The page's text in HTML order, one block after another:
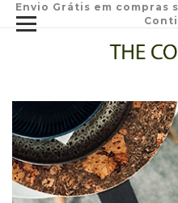
Envio Grátis em compras